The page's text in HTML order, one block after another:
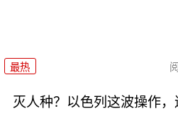
最热
灭人种？以色列这波操作，